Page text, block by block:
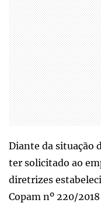
Diante da situação
ter solicitado ao
diretrizes
Copam nº 220/